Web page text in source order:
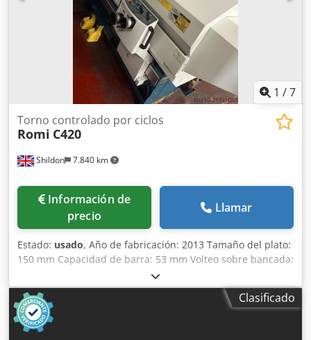
refrigerante: Bomba de refrigerante de 7 bares Accesorio:
Placa adaptadora PARAT RD-2 con refrigeración interna
Cabezal: Cabezal de mordazas SMW (D = 210 mm) Juego de
mordazas: 1 juego de mordazas endurecidas Superficie de
instalación (LxA): 2,91 m x 1,24 m
1 /7
Shildon 7.840 km
Torno controlado por ciclos
Romi C420
Información de
precio
Llamar
Estado: usado, Año de fabricación: 2013 Tamaño del plato:
150 mm Capacidad de barra: 53 mm Volteo sobre bancada:
430 mm Velocidad del husillo: 4.000 rpm Control: Siemens
802D Distancia entre puntos: 1.000 mm Recorrido eje X:
220 mm Recorrido eje Z: 1.065 mm Volteo sobre carro
transversal: 200 mm Motor: 10 HP Dwsdpoy Dtuiofx Ah Isa
Torreta portaherramientas de 4 posiciones Contrapunto
Clasificado